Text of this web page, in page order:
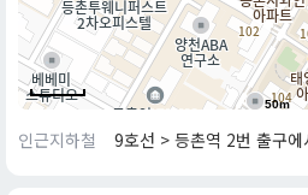
50m
인근지하철 9호선 > 등촌역 2번 출구